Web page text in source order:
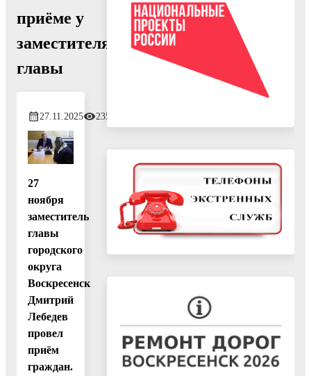
приёме у
заместителя
главы
27.11.2025 235
27
ноября
заместитель
главы
городского
округа
Воскресенск
Дмитрий
Лебедев
провел
приём
граждан.